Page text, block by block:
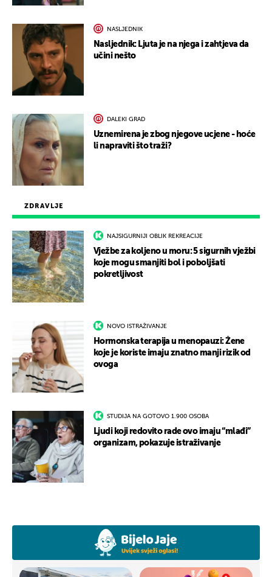
ZDRAVLJE
NAJSIGURNIJI OBLIK REKREACIJE
Vježbe za koljeno u moru: 5 sigurnih vježbi
koje mogu smanjiti bol i poboljšati
pokretljivost
NOVO ISTRAŽIVANJE
Hormonska terapija u menopauzi: Žene
koje je koriste imaju znatno manji rizik od
ovoga
STUDIJA NA GOTOVO 1.900 OSOBA
Ljudi koji redovito rade ovo imaju “mlađi”
organizam, pokazuje istraživanje
NASLJEDNIK
Nasljednik: Ljuta je na njega i zahtjeva da
učini nešto
DALEKI GRAD
Uznemirena je zbog njegove ucjene - hoće
li napraviti što traži?